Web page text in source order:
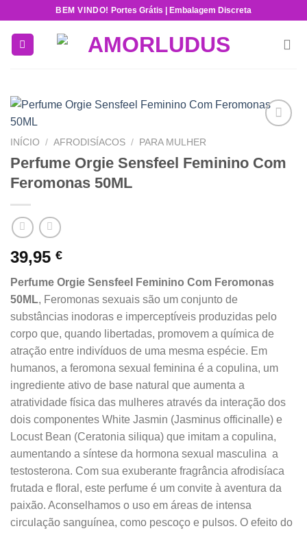
content
BEM VINDO! Portes Grátis | Embalagem Discreta
INÍCIO / AFRODISÍACOS / PARA MULHER
Perfume Orgie Sensfeel Feminino Com
Feromonas 50ML
39,95 €
Perfume Orgie Sensfeel Feminino Com Feromonas
50ML, Feromonas sexuais são um conjunto de
substâncias inodoras e imperceptíveis produzidas pelo
corpo que, quando libertadas, promovem a química de
atração entre indivíduos de uma mesma espécie. Em
humanos, a feromona sexual feminina é a copulina, um
ingrediente ativo de base natural que aumenta a
atratividade física das mulheres através da interação dos
dois componentes White Jasmin (Jasminus officinalle) e
Locust Bean (Ceratonia siliqua) que imitam a copulina,
aumentando a síntese da hormona sexual masculina a
testosterona. Com sua exuberante fragrância afrodisíaca
frutada e floral, este perfume é um convite à aventura da
paixão. Aconselhamos o uso em áreas de intensa
circulação sanguínea, como pescoço e pulsos. O efeito do